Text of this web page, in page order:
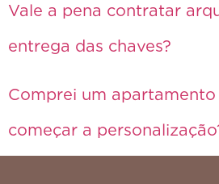
Vale a pena contratar
entrega das chaves?
Comprei um
começar a